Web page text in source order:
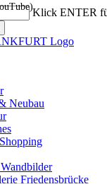
Klick ENTER
Neubau
Friedensbrücke